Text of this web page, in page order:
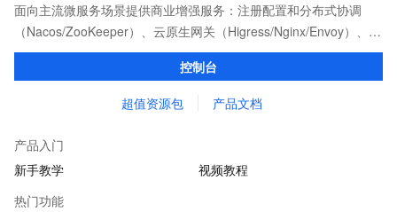
面向主流微服务场景提供商业增强服务：注册配置和分布式协调
（Nacos/ZooKeeper）、云原生网关（Higress/Nginx/Envoy）、服
务治理以及任务调度（XXL-JOB等）等产品和能力。
控制台
超值资源包 产品文档
产品入门
新手教学
视频教程
热门功能